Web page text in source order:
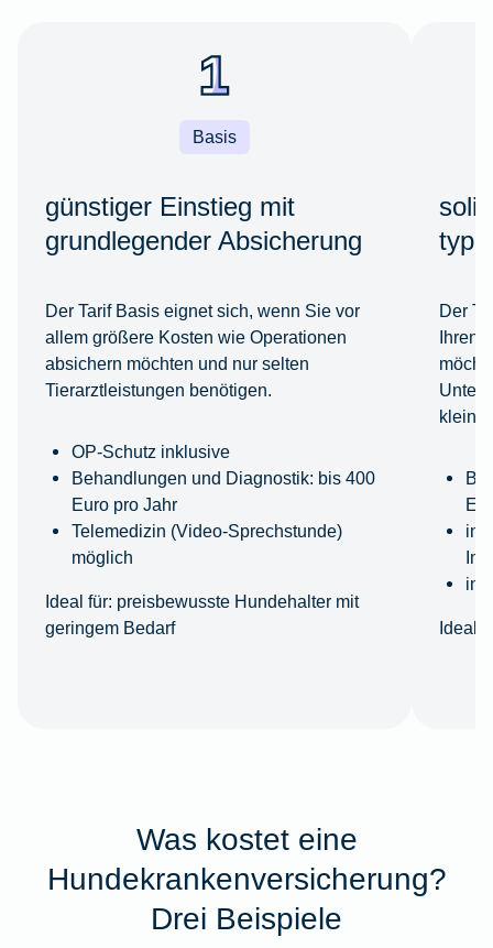
Basis
günstiger Einstieg mit
grundlegender Absicherung
Der Tarif Basis eignet sich, wenn Sie vor
allem größere Kosten wie Operationen
absichern möchten und nur selten
Tierarztleistungen benötigen.
OP-Schutz inklusive
Behandlungen und Diagnostik: bis 400
Euro pro Jahr
Telemedizin (Video-Sprechstunde)
möglich
Ideal für: preisbewusste Hundehalter mit
geringem Bedarf
Der
Ihren
Ideal
Was kostet eine
Hundekrankenversicherung?
Drei Beispiele